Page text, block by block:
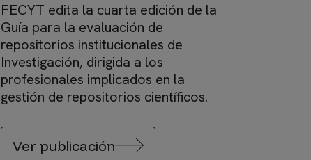
FECYT edita la cuarta edición de la
Guía para la evaluación de
repositorios institucionales de
Investigación, dirigida a los
profesionales implicados en la
gestión de repositorios científicos.
Ver publicación